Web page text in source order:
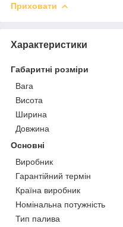
Приховати
Характеристики
Габаритні розміри
Вага
Висота
Ширина
Довжина
Основні
Виробник
Гарантійний термін
Країна виробник
Номінальна потужність
Тип палива